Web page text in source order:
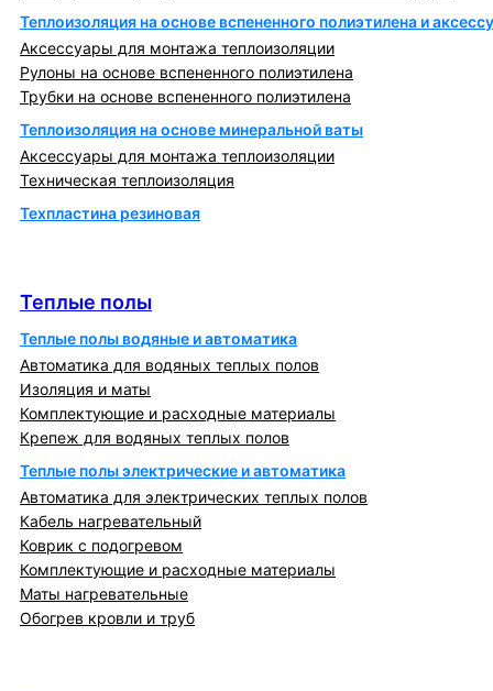
Теплоизоляция на основе вспененного полиэтилена и
Аксессуары для монтажа теплоизоляции
Рулоны на основе вспененного полиэтилена
Трубки на основе вспененного полиэтилена
Теплоизоляция на основе минеральной ваты
Аксессуары для монтажа теплоизоляции
Техническая теплоизоляция
Техпластина резиновая
Теплые полы
Теплые полы водяные и автоматика
Автоматика для водяных теплых полов
Изоляция и маты
Комплектующие и расходные материалы
Крепеж для водяных теплых полов
Теплые полы электрические и автоматика
Автоматика для электрических теплых полов
Кабель нагревательный
Коврик с подогревом
Комплектующие и расходные материалы
Маты нагревательные
Обогрев кровли и труб